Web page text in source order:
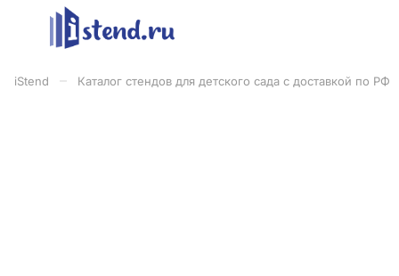
iStend Каталог стендов для детского сада с доставкой по РФ